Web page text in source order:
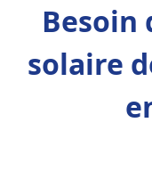
Besoin
solaire